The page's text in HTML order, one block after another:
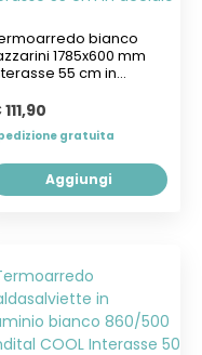
bianco
1785x600 mm
55 cm in
gratuita
Aggiungi